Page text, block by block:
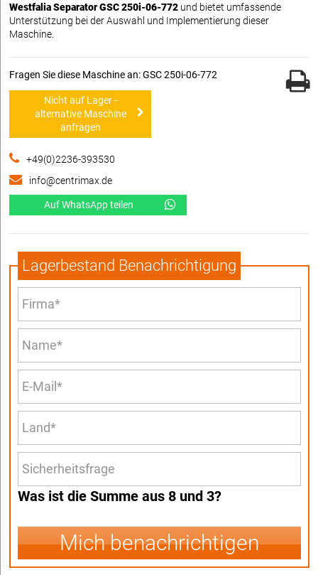
Westfalia Separator GSC 250i-06-772 und bietet umfassende
Unterstützung bei der Auswahl und Implementierung dieser
Maschine.
Fragen Sie diese Maschine an: GSC 250i-06-772
Nicht auf Lager -
alternative Maschine
anfragen
+49(0)2236-393530
info@centrimax.de
Auf WhatsApp teilen
Lagerbestand Benachrichtigung
Was ist die Summe aus 8 und 3?
Mich benachrichtigen